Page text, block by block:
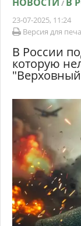
/
23-07-2025, 11:24
Версия для
В России
которую